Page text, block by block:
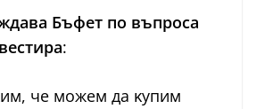
Бъфeт пo въпpoca
:
чe мoжeм дa ĸyпим